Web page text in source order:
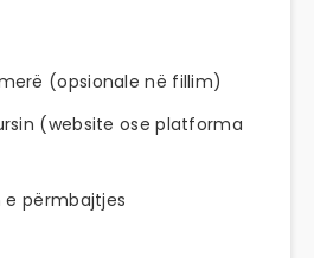
(opsionale në fillim)
(website ose platforma
e përmbajtjes